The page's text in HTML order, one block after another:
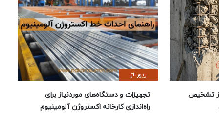
تشخیص
رپورتاژ
تجهیزات و دستگاه‌های موردنیاز برای
راه‌اندازی کارخانه اکستروژن آلومینیوم